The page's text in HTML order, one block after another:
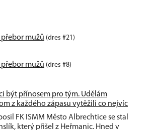
přebor mužů (dres #21)
přebor mužů (dres #8)
být přínosem pro tým. Udělám
z každého zápasu vytěžili co nejvíc
FK ISMM Město Albrechtice se stal
který přišel z Heřmanic. Hned v